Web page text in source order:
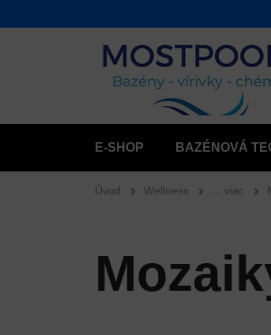
E-SHOP BAZÉNOVÁ
Úvod Wellness ... viac